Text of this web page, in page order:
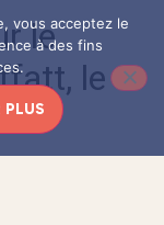
vous acceptez le
à des fins
PLUS